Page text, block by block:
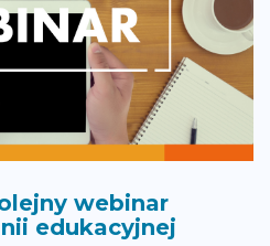
webinar
edukacyjnej